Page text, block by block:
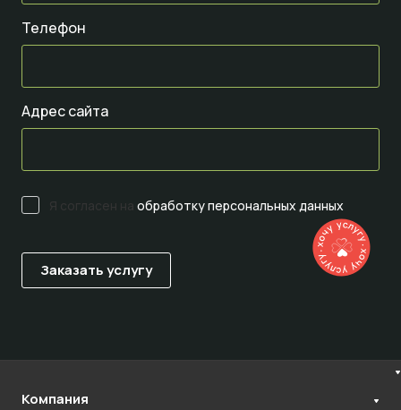
Телефон
Адрес сайта
Я согласен на обработку персональных данных
Компания